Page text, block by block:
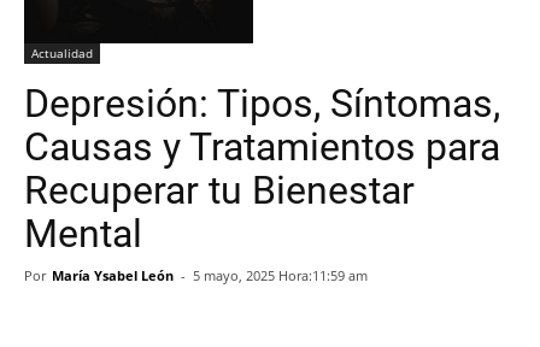
Actualidad
Depresión: Tipos, Síntomas,
Causas y Tratamientos para
Recuperar tu Bienestar
Mental
Por María Ysabel León - 5 mayo, 2025 Hora:11:59 am